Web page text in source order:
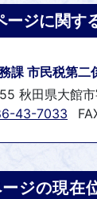
ージに関す
課 市民税第二
秋田県大館
43-7033
ジの現在